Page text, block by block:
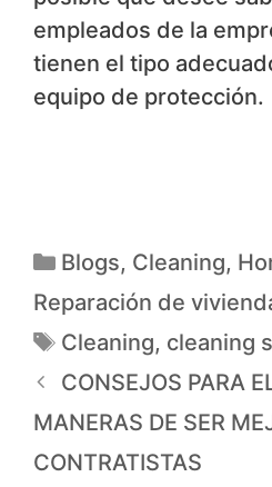
empleados de la
tienen el tipo
equipo de protección.
Blogs, Cleaning,
Reparación de
Cleaning, cleaning
CONSEJOS PARA
MANERAS DE SER
CONTRATISTAS